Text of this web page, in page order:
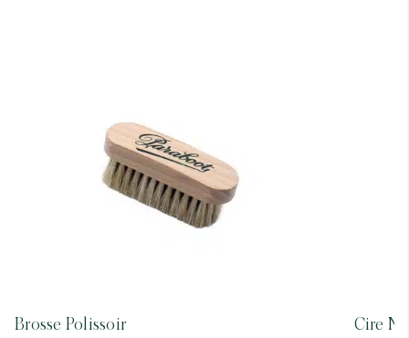
Brosse Polissoir Cire